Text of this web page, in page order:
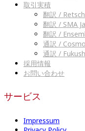
取引実積
翻訳 /
翻訳 / SMA
翻訳 /
通訳 /
通訳 /
採用情報
お問い合わせ
サービス
Impressum